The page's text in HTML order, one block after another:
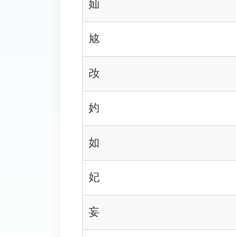
奾
奿
妀
妁
如
妃
妄